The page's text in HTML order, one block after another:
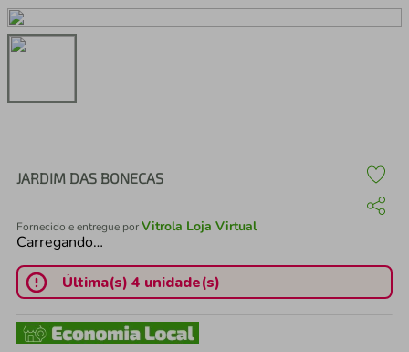
JARDIM DAS BONECAS
Fornecido e entregue porVitrola Loja Virtual
Carregando…
Última(s) 4 unidade(s)
2º cafeteira